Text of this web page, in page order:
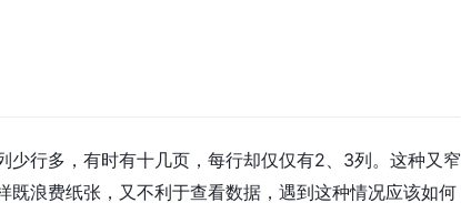
少行多，有时有十几页，每行却仅仅有2、3列。这种又窄
既浪费纸张，又不利于查看数据，遇到这种情况应该如何